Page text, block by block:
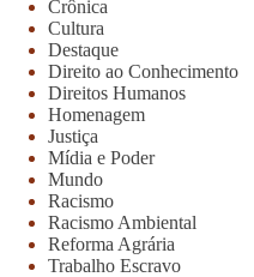
Crônica
Cultura
Destaque
Direito ao Conhecimento
Direitos Humanos
Homenagem
Justiça
Mídia e Poder
Mundo
Racismo
Racismo Ambiental
Reforma Agrária
Trabalho Escravo